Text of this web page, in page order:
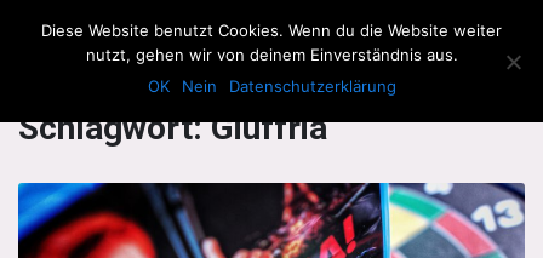
The Howling Men
Schlagwort:Giuffria
Diese Website benutzt Cookies. Wenn du die Website weiter
nutzt, gehen wir von deinem Einverständnis aus.
OK
Nein Datenschutzerklärung